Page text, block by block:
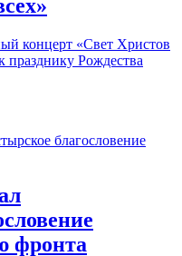
концерт «Свет Христов
празднику Рождества
фронта